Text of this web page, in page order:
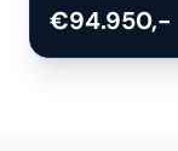
€94.950,-